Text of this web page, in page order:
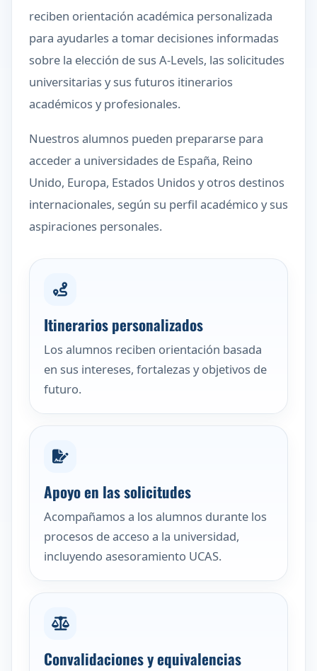
reciben orientación académica personalizada
para ayudarles a tomar decisiones informadas
sobre la elección de sus A-Levels, las solicitudes
universitarias y sus futuros itinerarios
académicos y profesionales.
Nuestros alumnos pueden prepararse para
acceder a universidades de España, Reino
Unido, Europa, Estados Unidos y otros destinos
internacionales, según su perfil académico y sus
aspiraciones personales.
Itinerarios personalizados
Los alumnos reciben orientación basada
en sus intereses, fortalezas y objetivos de
futuro.
Apoyo en las solicitudes
Acompañamos a los alumnos durante los
procesos de acceso a la universidad,
incluyendo asesoramiento UCAS.
Convalidaciones y equivalencias